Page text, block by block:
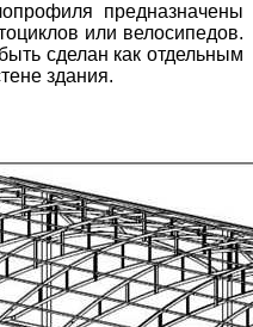
предназначены
или велосипедов.
сделан как отдельным
здания.